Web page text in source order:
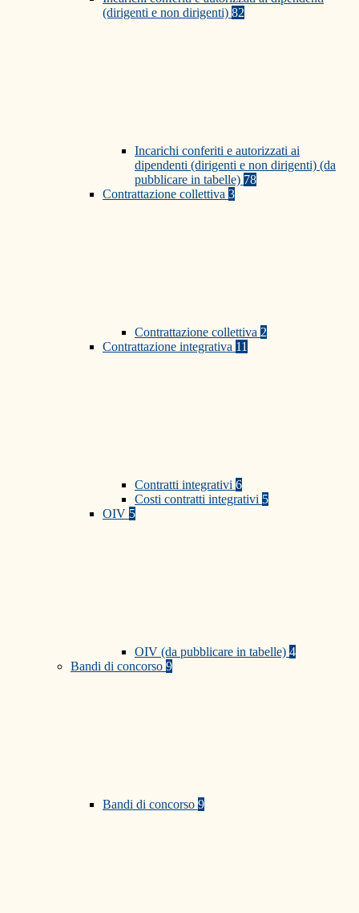
(dirigenti e non dirigenti) 82
Incarichi conferiti e autorizzati ai
dipendenti (dirigenti e non dirigenti) (da
pubblicare in tabelle) 78
Contrattazione collettiva 3
Contrattazione collettiva 2
Contrattazione integrativa 11
Contratti integrativi 6
Costi contratti integrativi 5
OIV 5
OIV (da pubblicare in tabelle) 4
Bandi di concorso 9
Bandi di concorso 9